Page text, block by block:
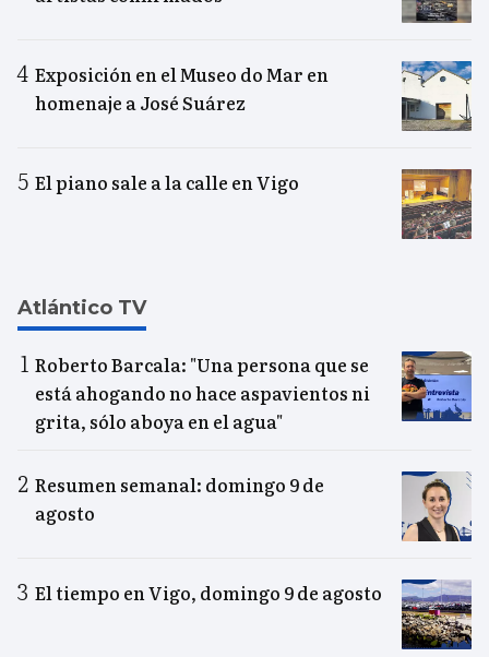
Exposición en el Museo do Mar en
homenaje a José Suárez
El piano sale a la calle en Vigo
Atlántico TV
Roberto Barcala: "Una persona que se
está ahogando no hace aspavientos ni
grita, sólo aboya en el agua"
Resumen semanal: domingo 9 de
agosto
El tiempo en Vigo, domingo 9 de agosto